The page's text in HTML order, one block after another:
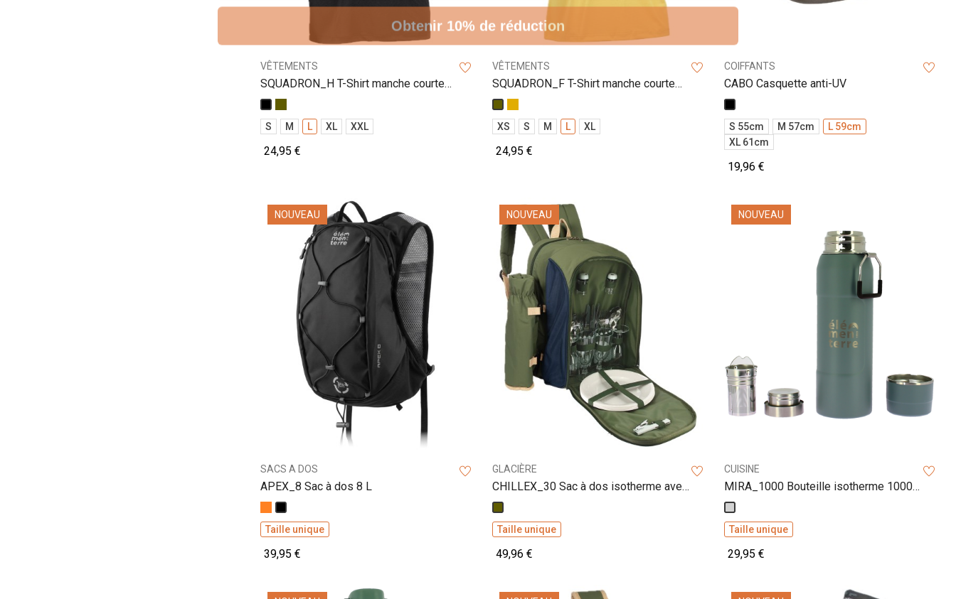
VÊTEMENTS
SQUADRON_H T-Shirt manche courte
homme
Noir Kaki
S M L XL XXL
24,95 €
VÊTEMENTS
SQUADRON_F T-Shirt manche courte
femme
Kaki Moutarde
XS S M L XL
24,95 €
COIFFANTS
CABO Casquette anti-UV
Noir
S 55cm
M 57cm
L 59cm
XL 61cm
19,96 €
NOUVEAU
SACS A DOS
APEX_8 Sac à dos 8 L
Orange
Taille unique
39,95 €
NOUVEAU
GLACIÈRE
CHILLEX_30 Sac à dos isotherme avec
vaisselle
Taille unique
49,96 €
NOUVEAU
CUISINE
MIRA_1000 Bouteille isotherme 1000
mlGris
Taille unique
29,95 €
Obtenir 10% de réduction